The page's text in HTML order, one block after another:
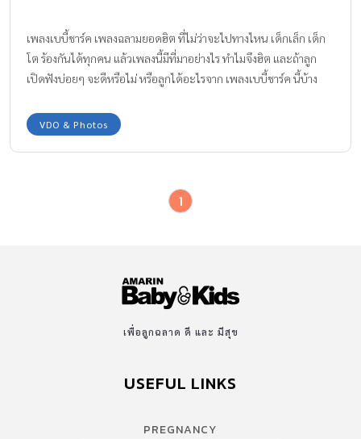
เพลงเบบี้ชาร์ค เพลงฉลามยอดฮิต ที่ไม่ว่าจะไปทางไหน เด็กเล็ก เด็ก
โต ร้องกันได้ทุกคน แล้วเพลงนี้มีที่มาอย่างไร ทำไมจึงฮิต และถ้าลูก
เปิดฟังบ่อยๆ จะดีหรือไม่ หรือลูกได้อะไรจาก เพลงเบบี้ชาร์ค นี้บ้าง
VDO & Photos
1
เพื่อลูกฉลาด ดี และ มีสุข
USEFUL LINKS
PREGNANCY